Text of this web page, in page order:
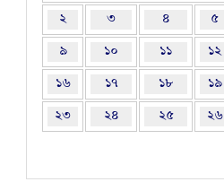
২ ৩ ৪ ৫
৯ ১০ ১১ ১২
১৬ ১৭ ১৮ ১৯
২৩ ২৪ ২৫ ২৬